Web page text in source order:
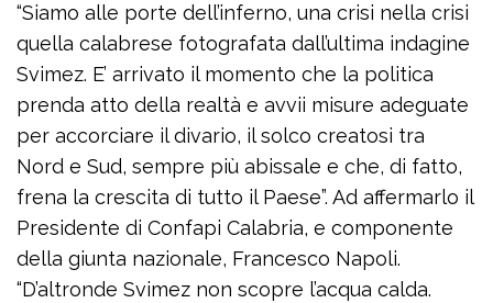
“Siamo alle porte dell’inferno, una crisi nella crisi
quella calabrese fotografata dall’ultima indagine
Svimez. E’ arrivato il momento che la politica
prenda atto della realtà e avvii misure adeguate
per accorciare il divario, il solco creatosi tra
Nord e Sud, sempre più abissale e che, di fatto,
frena la crescita di tutto il Paese”. Ad affermarlo il
Presidente di Confapi Calabria, e componente
della giunta nazionale, Francesco Napoli.
“D’altronde Svimez non scopre l’acqua calda.